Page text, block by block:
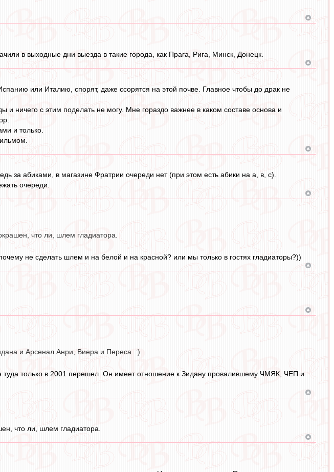
в выходные дни выезда в такие города, как Прага, Рига, Минск, Донецк.
или Италию, спорят, даже ссорятся на этой почве. Главное чтобы до драк не
ничего с этим поделать не могу. Мне гораздо важнее в каком составе основа и
и только.
за абиками, в магазине Фратрии очереди нет (при этом есть абики на а, в, с).
очереди.
что ли, шлем гладиатора.
не сделать шлем и на белой и на красной? или мы только в гостях гладиаторы?))
и Арсенал Анри, Виера и Переса. :)
только в 2001 перешел. Он имеет отношение к Зидану провалившему ЧМЯК, ЧЕП и
что ли, шлем гладиатора.